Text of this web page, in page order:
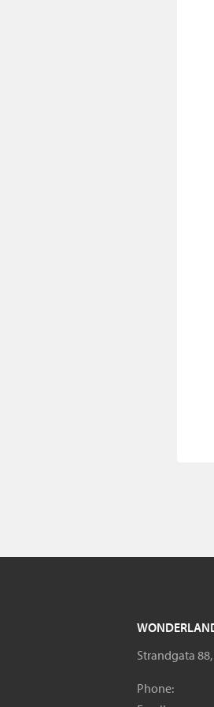
Strandgata
Phone: